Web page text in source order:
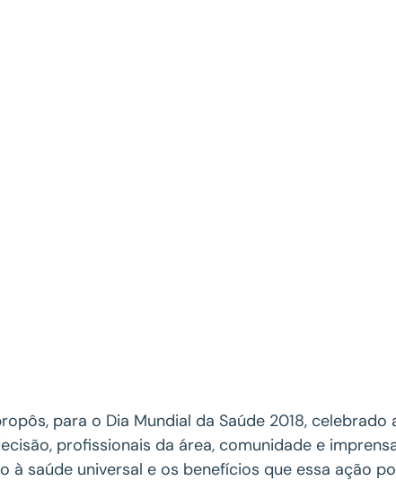
para o Dia Mundial da Saúde 2018, celebrado
profissionais da área, comunidade e
à saúde universal e os benefícios que essa ação